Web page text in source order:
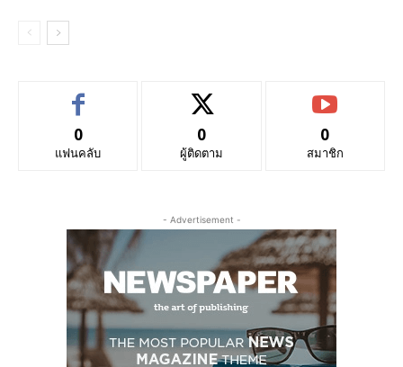
0
แฟนคลับ
0
ผู้ติดตาม
0
สมาชิก
- Advertisement -